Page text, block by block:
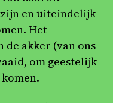
en uiteindelijk
Het
de akker (van ons
om geestelijk